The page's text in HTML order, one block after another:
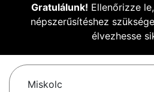
Gratulálunk! Ellenőrizze
népszerűsítéshez
élvezhesse
Miskolc